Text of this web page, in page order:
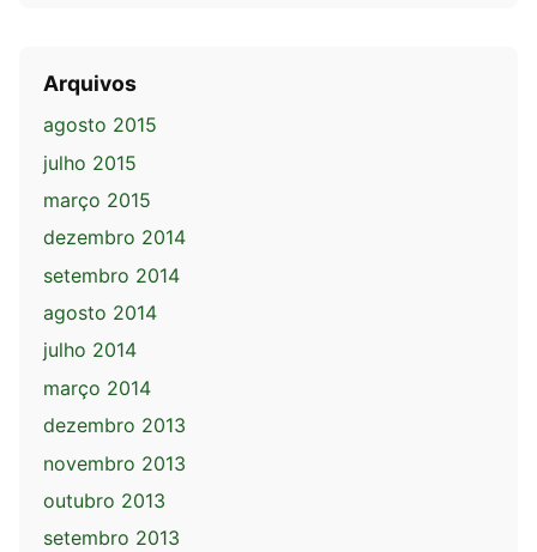
Arquivos
agosto 2015
julho 2015
março 2015
dezembro 2014
setembro 2014
agosto 2014
julho 2014
março 2014
dezembro 2013
novembro 2013
outubro 2013
setembro 2013